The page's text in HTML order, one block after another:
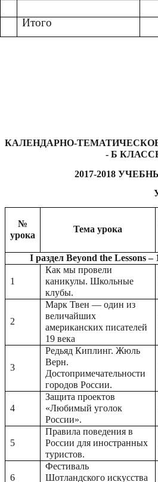
Итого
КАЛЕНДАРНО-
- Б
2017-2018
№
урока
Тема урока
I раздел Beyond the Lessons –
1
Как мы провели
каникулы. Школьные
клубы.
2
Марк Твен — один из
величайших
американских писателей
19 века
3
Редьяд Киплинг. Жюль
Верн.
Достопримечательности
городов России.
4
Защита проектов
«Любимый уголок
России».
5
Правила поведения в
России для иностранных
туристов.
6
Фестиваль
Шотландского искусства